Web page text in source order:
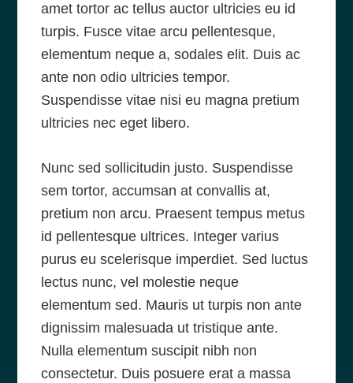
amet tortor ac tellus auctor ultricies eu id
turpis. Fusce vitae arcu pellentesque,
elementum neque a, sodales elit. Duis ac
ante non odio ultricies tempor.
Suspendisse vitae nisi eu magna pretium
ultricies nec eget libero.
Nunc sed sollicitudin justo. Suspendisse
sem tortor, accumsan at convallis at,
pretium non arcu. Praesent tempus metus
id pellentesque ultrices. Integer varius
purus eu scelerisque imperdiet. Sed luctus
lectus nunc, vel molestie neque
elementum sed. Mauris ut turpis non ante
dignissim malesuada ut tristique ante.
Nulla elementum suscipit nibh non
consectetur. Duis posuere erat a massa